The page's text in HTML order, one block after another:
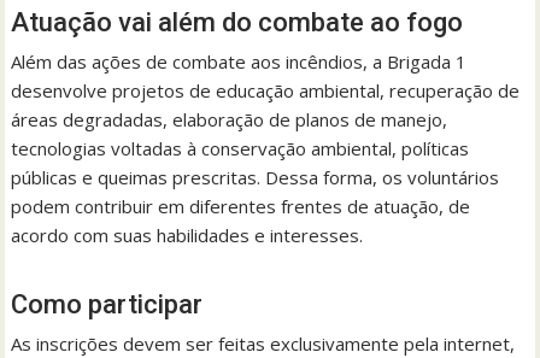
Atuação vai além do combate ao fogo
Além das ações de combate aos incêndios, a Brigada 1
desenvolve projetos de educação ambiental, recuperação de
áreas degradadas, elaboração de planos de manejo,
tecnologias voltadas à conservação ambiental, políticas
públicas e queimas prescritas. Dessa forma, os voluntários
podem contribuir em diferentes frentes de atuação, de
acordo com suas habilidades e interesses.
Como participar
As inscrições devem ser feitas exclusivamente pela internet,